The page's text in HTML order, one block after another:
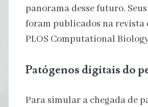
panorama desse futuro.
foram publicados na
PLOS Computational
Patógenos digitais do
Para simular a chegada de